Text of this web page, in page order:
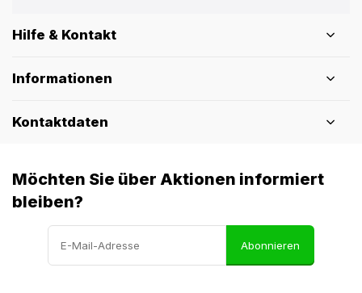
Hilfe & Kontakt
Informationen
Kontaktdaten
Möchten Sie über Aktionen informiert
bleiben?
Abonnieren